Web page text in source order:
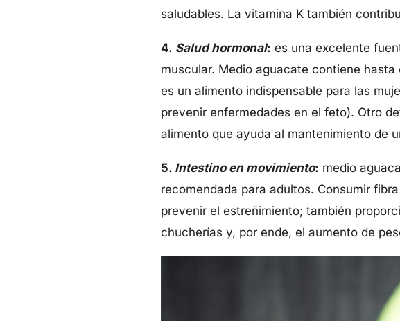
saludables. La vitamina K también
4. Salud hormonal: es una excelente
muscular. Medio aguacate contiene
es un alimento indispensable para las
prevenir enfermedades en el feto). Otro
alimento que ayuda al mantenimiento de
5. Intestino en movimiento: medio
recomendada para adultos. Consumir
prevenir el estreñimiento; también
chucherías y, por ende, el aumento de